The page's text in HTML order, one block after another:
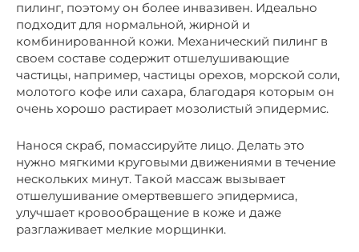
пилинг, поэтому он более инвазивен. Идеально
подходит для нормальной, жирной и
комбинированной кожи. Механический пилинг в
своем составе содержит отшелушивающие
частицы, например, частицы орехов, морской соли,
молотого кофе или сахара, благодаря которым он
очень хорошо растирает мозолистый эпидермис.
Нанося скраб, помассируйте лицо. Делать это
нужно мягкими круговыми движениями в течение
нескольких минут. Такой массаж вызывает
отшелушивание омертвевшего эпидермиса,
улучшает кровообращение в коже и даже
разглаживает мелкие морщинки.